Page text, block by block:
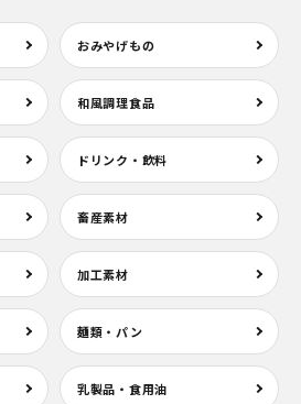
おみやげもの
和風調理食品
ドリンク・飲料
畜産素材
加工素材
麺類・パン
乳製品・食用油